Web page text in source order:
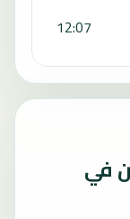
12:07
في